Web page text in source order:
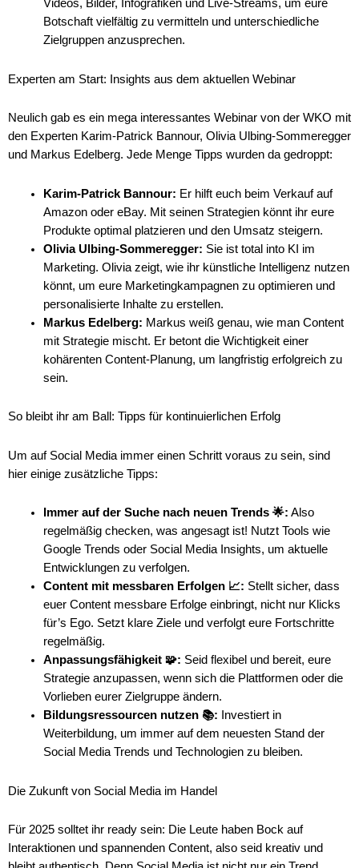
Videos, Bilder, Infografiken und Live-Streams, um eure
Botschaft vielfältig zu vermitteln und unterschiedliche
Zielgruppen anzusprechen.
Experten am Start: Insights aus dem aktuellen Webinar
Neulich gab es ein mega interessantes Webinar von der WKO mit
den Experten Karim-Patrick Bannour, Olivia Ulbing-Sommeregger
und Markus Edelberg. Jede Menge Tipps wurden da gedroppt:
Karim-Patrick Bannour: Er hilft euch beim Verkauf auf
Amazon oder eBay. Mit seinen Strategien könnt ihr eure
Produkte optimal platzieren und den Umsatz steigern.
Olivia Ulbing-Sommeregger: Sie ist total into KI im
Marketing. Olivia zeigt, wie ihr künstliche Intelligenz nutzen
könnt, um eure Marketingkampagnen zu optimieren und
personalisierte Inhalte zu erstellen.
Markus Edelberg: Markus weiß genau, wie man Content
mit Strategie mischt. Er betont die Wichtigkeit einer
kohärenten Content-Planung, um langfristig erfolgreich zu
sein.
So bleibt ihr am Ball: Tipps für kontinuierlichen Erfolg
Um auf Social Media immer einen Schritt voraus zu sein, sind
hier einige zusätzliche Tipps:
Immer auf der Suche nach neuen Trends 🌟: Also
regelmäßig checken, was angesagt ist! Nutzt Tools wie
Google Trends oder Social Media Insights, um aktuelle
Entwicklungen zu verfolgen.
Content mit messbaren Erfolgen 📈: Stellt sicher, dass
euer Content messbare Erfolge einbringt, nicht nur Klicks
für’s Ego. Setzt klare Ziele und verfolgt eure Fortschritte
regelmäßig.
Anpassungsfähigkeit 🧩: Seid flexibel und bereit, eure
Strategie anzupassen, wenn sich die Plattformen oder die
Vorlieben eurer Zielgruppe ändern.
Bildungsressourcen nutzen 📚: Investiert in
Weiterbildung, um immer auf dem neuesten Stand der
Social Media Trends und Technologien zu bleiben.
Die Zukunft von Social Media im Handel
Für 2025 solltet ihr ready sein: Die Leute haben Bock auf
Interaktionen und spannenden Content, also seid kreativ und